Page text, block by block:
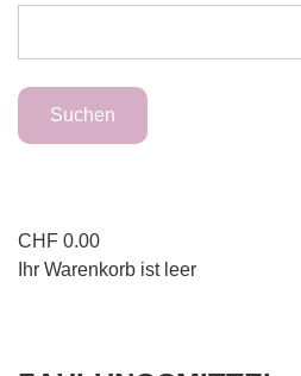
CHF 0.00
Ihr Warenkorb ist leer